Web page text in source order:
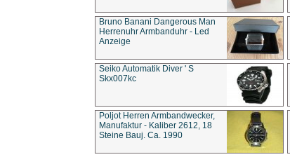
Bruno Banani Dangerous Man
Herrenuhr Armbanduhr - Led
Anzeige
Seiko Automatik Diver ' S
Skx007kc
Poljot Herren Armbandwecker,
Manufaktur - Kaliber 2612, 18
Steine Bauj. Ca. 1990